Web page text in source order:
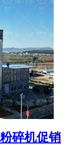
碎机促销